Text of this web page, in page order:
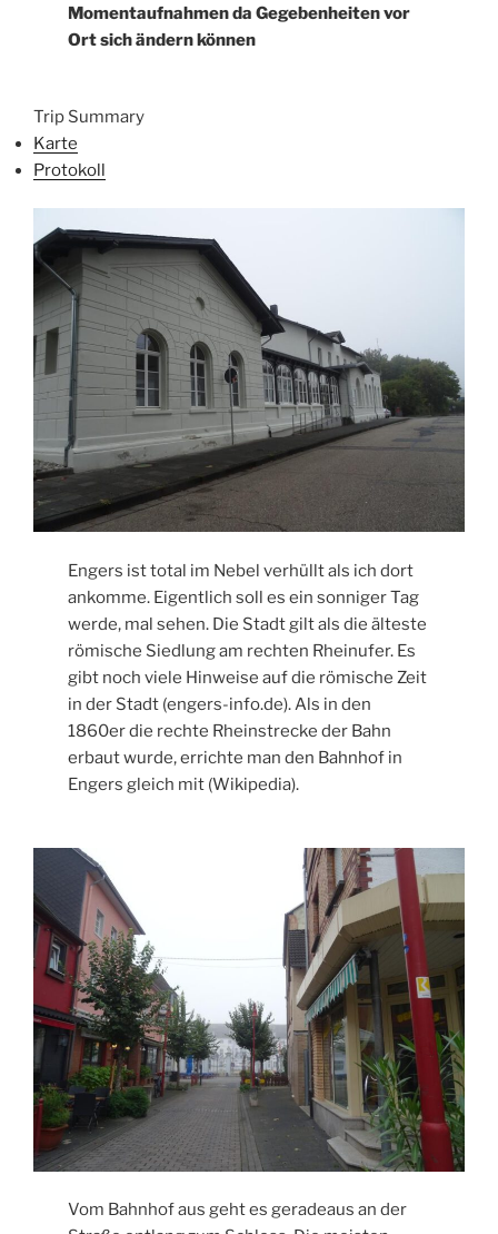
Momentaufnahmen da Gegebenheiten vor
Ort sich ändern können
Trip Summary
Karte
Protokoll
Engers ist total im Nebel verhüllt als ich dort
ankomme. Eigentlich soll es ein sonniger Tag
werde, mal sehen. Die Stadt gilt als die älteste
römische Siedlung am rechten Rheinufer. Es
gibt noch viele Hinweise auf die römische Zeit
in der Stadt (engers-info.de). Als in den
1860er die rechte Rheinstrecke der Bahn
erbaut wurde, errichte man den Bahnhof in
Engers gleich mit (Wikipedia).
Vom Bahnhof aus geht es geradeaus an der